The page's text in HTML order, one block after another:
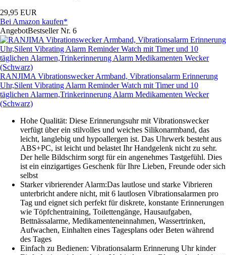
29,95 EUR
Bei Amazon kaufen*
AngebotBestseller Nr. 6
RANJIMA Vibrationswecker Armband, Vibrationsalarm Erinnerung
Uhr,Silent Vibrating Alarm Reminder Watch mit Timer und 10
täglichen Alarmen,Trinkerinnerung Alarm Medikamenten Wecker
(Schwarz)
Hohe Qualität: Diese Erinnerungsuhr mit Vibrationswecker
verfügt über ein stilvolles und weiches Silikonarmband, das
leicht, langlebig und hypoallergen ist. Das Uhrwerk besteht aus
ABS+PC, ist leicht und belastet Ihr Handgelenk nicht zu sehr.
Der helle Bildschirm sorgt für ein angenehmes Tastgefühl. Dies
ist ein einzigartiges Geschenk für Ihre Lieben, Freunde oder sich
selbst
Starker vibrierender Alarm:Das lautlose und starke Vibrieren
unterbricht andere nicht, mit 6 lautlosen Vibrationsalarmen pro
Tag und eignet sich perfekt für diskrete, konstante Erinnerungen
wie Töpfchentraining, Toilettengänge, Hausaufgaben,
Bettnässalarme, Medikamenteneinnahmen, Wassertrinken,
Aufwachen, Einhalten eines Tagesplans oder Beten während
des Tages
Einfach zu Bedienen: Vibrationsalarm Erinnerung Uhr kinder